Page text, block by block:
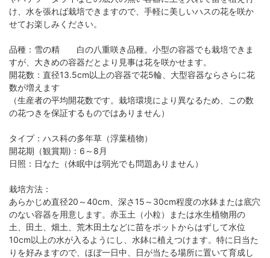
け、水を張れば栽培できますので、手軽に美しいハスの花を咲か
せてお楽しみください。
品種：雪の精 白の八重咲き品種。小型の容器でも栽培できま
すが、大きめの容器だとより見事は花を咲かせます。
開花数：直径13.5cm以上の容器で花5輪、大型容器ならさらに花
数が増えます
（生産者の平均開花数です。栽培環境により異なるため、この数
の花つきを保証するものではありません）
タイプ：ハス科の多年草（浮葉植物）
開花期（観賞期)：6～8月
日照：日なた（休眠中は弱光でも問題ありません）
栽培方法：
あらかじめ直径20～40cm、深さ15～30cm程度の水鉢または底穴
のない容器を用意します。赤玉土（小粒）または水生植物用の
土、田土、畑土、荒木田土などに苗をポットからはずして水位
10cm以上の水が入るようにし、水鉢に植えつけます。特に日当た
りを好みますので、ほぼ一日中、日が当たる場所に置いて育成し